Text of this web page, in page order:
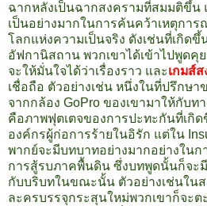
ฉากหลังเป็นฉากสงครามที่สมมติขึ้น
เป็นอย่างมากในการค้นคว้าเหตุกา
โลกแห่งความเป็นจริง ดังเช่นที่เกิดขึ้
อัฟกานิสถาน พวกเขาได้เข้าไปพูดคุ
จะให้มั่นใจได้ว่าเรื่องราว และเกมส์
เชื่อถือ ตัวอย่างเช่น หนึ่งในที่ปรึกษ
จากกล้อง GoPro ของเขามาให้กับ
คือภาพฟุตเตจของการปะทะกันที่เกิ
องค์กรผู้ก่อการร้ายในอิรัก แต่ใน
พากย์จะมีบทบาทอย่างมากอย่างใน
การสู้รบภาคพื้นดิน ซึ่งบทพูดนั้นก็จะ
กับบริบทในขณะนั้น ตัวอย่างเช่นใน
ละครบรรจุกระสุนใหม่พวกเขาก็จะ